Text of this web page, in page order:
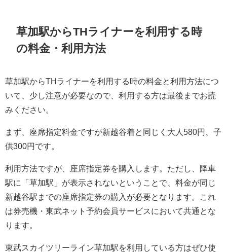
草加駅からTHライナーを利用する時
の料金・利用方法
草加駅からTHライナーを利用する時の料金と利用方法につ
いて、少し注意が必要なので、利用する方は最後までお読
みください。
まず、座席指定料金ですが新越谷着と同じく大人580円、子
供300円です。
利用方法ですが、座席指定券を購入します。ただし、降車
駅に「草加駅」が表示されないということで、料金が同じ
新越谷駅までの座席指定券の購入が必要となります。これ
は券売機・東武ネット予約会員サービスにおいて共通とな
ります。
東武スカイツリーライン草加駅を利用している方はぜひ使